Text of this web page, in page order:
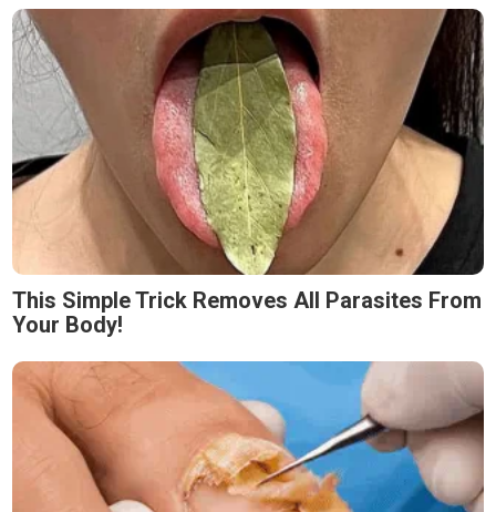
This Simple Trick Removes All Parasites From
Your Body!